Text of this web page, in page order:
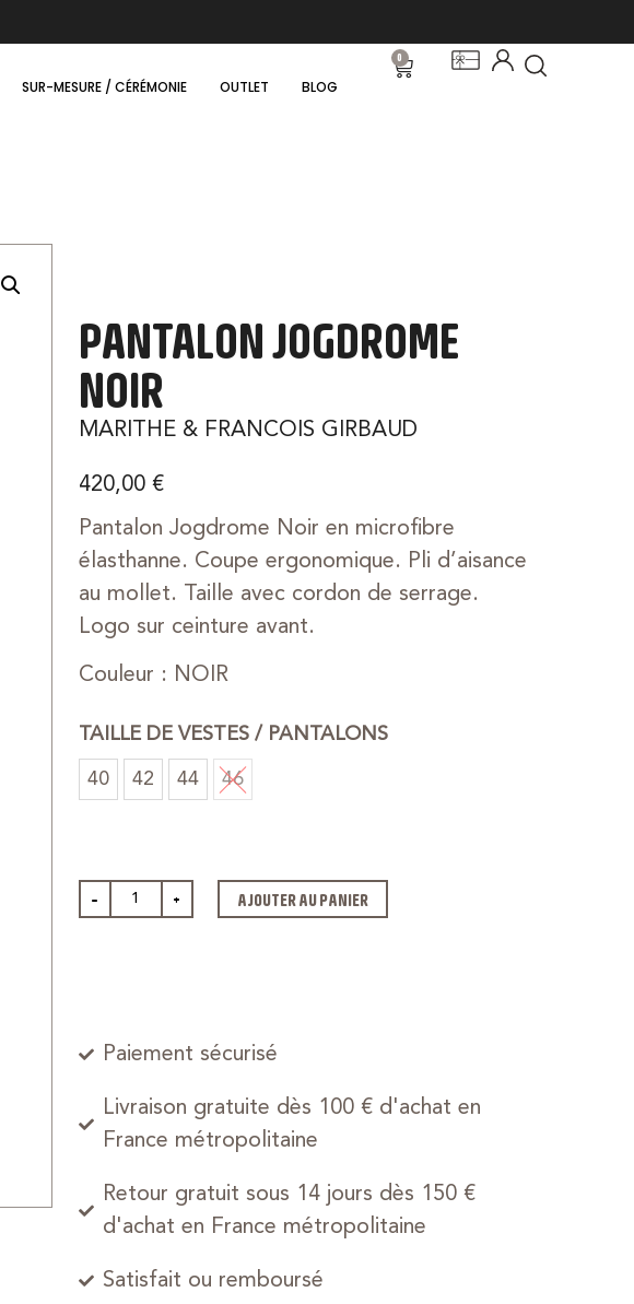
SUR-MESURE / CÉRÉMONIE OUTLET BLOG
0
PANTALON JOGDROME
NOIR
MARITHE & FRANCOIS GIRBAUD
420,00 €
Pantalon Jogdrome Noir en microfibre
élasthanne. Coupe ergonomique. Pli d’aisance
au mollet. Taille avec cordon de serrage.
Logo sur ceinture avant.
Couleur : NOIR
TAILLE DE VESTES / PANTALONS
40 42 44 46
- + AJOUTER AU PANIER
Paiement sécurisé
Livraison gratuite dès 100 € d'achat en
France métropolitaine
Retour gratuit sous 14 jours dès 150 €
d'achat en France métropolitaine
Satisfait ou remboursé